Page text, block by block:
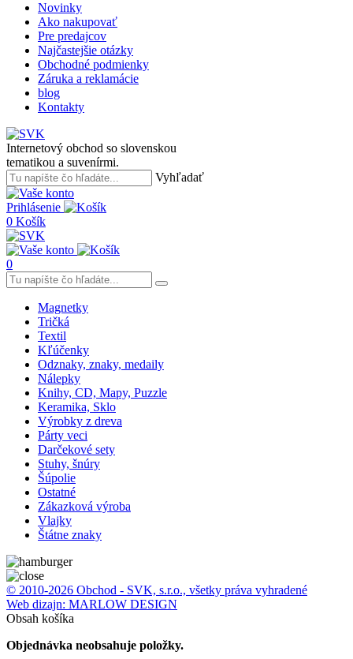
Novinky
Ako nakupovať
Pre predajcov
Najčastejšie otázky
Obchodné podmienky
Záruka a reklamácie
blog
Kontakty
Internetový obchod so slovenskou
tematikou a suvenírmi.
Vyhľadať
Prihlásenie
0 Košík
0
Magnetky
Tričká
Textil
Kľúčenky
Odznaky, znaky, medaily
Nálepky
Knihy, CD, Mapy, Puzzle
Keramika, Sklo
Výrobky z dreva
Párty veci
Darčekové sety
Stuhy, šnúry
Šúpolie
Ostatné
Zákazková výroba
Vlajky
Štátne znaky
© 2010-2026 Obchod - SVK, s.r.o., všetky práva vyhradené
Web dizajn: MARLOW DESIGN
Obsah košíka
Objednávka neobsahuje položky.